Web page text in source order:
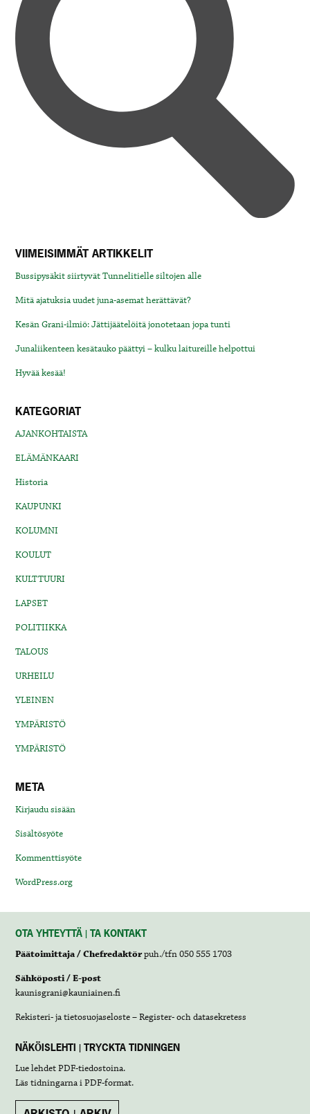
VIIMEISIMMÄT ARTIKKELIT
Bussipysäkit siirtyvät Tunnelitielle siltojen alle
Mitä ajatuksia uudet juna-asemat herättävät?
Kesän Grani-ilmiö: Jättijäätelöitä jonotetaan jopa tunti
Junaliikenteen kesätauko päättyi – kulku laitureille helpottui
Hyvää kesää!
KATEGORIAT
AJANKOHTAISTA
ELÄMÄNKAARI
Historia
KAUPUNKI
KOLUMNI
KOULUT
KULTTUURI
LAPSET
POLITIIKKA
TALOUS
URHEILU
YLEINEN
YMPÄRISTÖ
YMPÄRISTÖ
META
Kirjaudu sisään
Sisältösyöte
Kommenttisyöte
WordPress.org
OTA YHTEYTTÄ | TA KONTAKT
Päätoimittaja / Chefredaktörpuh./tfn 050 555 1703
Sähköposti / E-post
kaunisgrani@kauniainen.fi
Rekisteri- ja tietosuojaseloste – Register- och datasekretess
NÄKÖISLEHTI | TRYCKTA TIDNINGEN
Lue lehdetPDF-tiedostoina.
Läs tidningarna iPDF-format.